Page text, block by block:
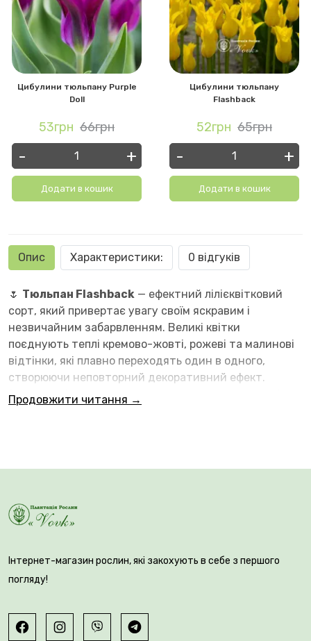
Цибулини тюльпану Purple
Doll
53грн 66грн
- +
Додати в кошик
Цибулини тюльпану
Flashback
52грн 65грн
- +
Додати в кошик
Опис Характеристики: 0 відгуків
🌷 Тюльпан Flashback — ефектний лілієквітковий
сорт, який привертає увагу своїм яскравим і
незвичайним забарвленням. Великі квітки
поєднують теплі кремово-жовті, рожеві та малинові
відтінки, які плавно переходять один в одного,
створюючи неповторний декоративний ефект.
Загострені пелюстки злегка вигинаються назовні,
🌱 Рослина досягає висоти 50–60 см і формує міцні
Квітки великі, діаметром 8–10 см, довго зберігають
декоративність та чудово підходять для зрізу.
Продовжити читання →
Інтернет-магазин рослин, які закохують в себе з першого
погляду!